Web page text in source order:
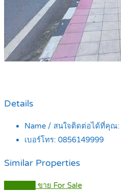
Details
Name / สนใจติดต่อได้ที่คุณ:
เบอร์โทร: 0856149999
Similar Properties
ขาย For Sale